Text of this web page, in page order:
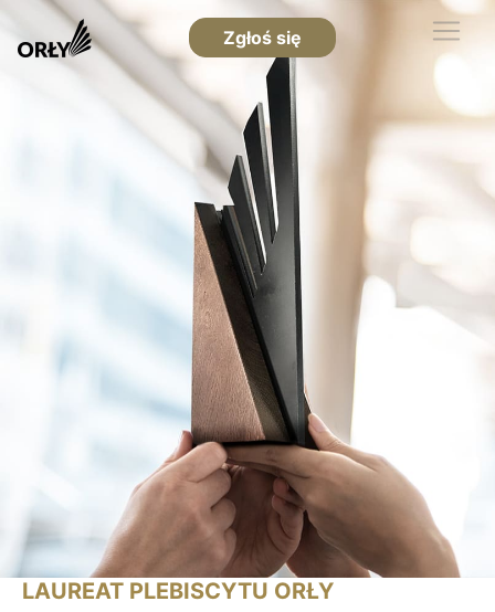
Zgłoś się
LAUREAT PLEBISCYTU ORŁY